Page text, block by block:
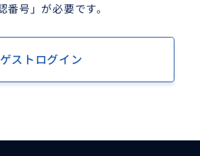
番号」が必要です。
ゲストログイン